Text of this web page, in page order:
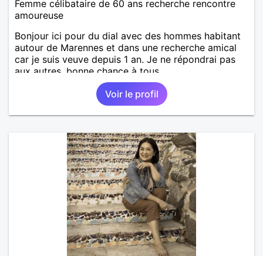
Femme célibataire de 60 ans recherche rencontre
amoureuse
Bonjour ici pour du dial avec des hommes habitant
autour de Marennes et dans une recherche amical
car je suis veuve depuis 1 an. Je ne répondrai pas
aux autres, bonne chance à tous.
Voir le profil